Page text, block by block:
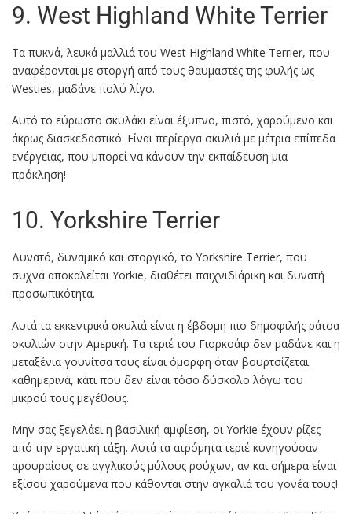
9. West Highland White Terrier
Τα πυκνά, λευκά μαλλιά του West Highland White Terrier, που
αναφέρονται με στοργή από τους θαυμαστές της φυλής ως
Westies, μαδάνε πολύ λίγο.
Αυτό το εύρωστο σκυλάκι είναι έξυπνο, πιστό, χαρούμενο και
άκρως διασκεδαστικό. Είναι περίεργα σκυλιά με μέτρια επίπεδα
ενέργειας, που μπορεί να κάνουν την εκπαίδευση μια
πρόκληση!
10. Yorkshire Terrier
Δυνατό, δυναμικό και στοργικό, το Yorkshire Terrier, που
συχνά αποκαλείται Yorkie, διαθέτει παιχνιδιάρικη και δυνατή
προσωπικότητα.
Αυτά τα εκκεντρικά σκυλιά είναι η έβδομη πιο δημοφιλής ράτσα
σκυλιών στην Αμερική. Τα τεριέ του Γιορκσάιρ δεν μαδάνε και η
μεταξένια γουνίτσα τους είναι όμορφη όταν βουρτσίζεται
καθημερινά, κάτι που δεν είναι τόσο δύσκολο λόγω του
μικρού τους μεγέθους.
Μην σας ξεγελάει η βασιλική αμφίεση, οι Yorkie έχουν ρίζες
από την εργατική τάξη. Αυτά τα ατρόμητα τεριέ κυνηγούσαν
αρουραίους σε αγγλικούς μύλους ρούχων, αν και σήμερα είναι
εξίσου χαρούμενα που κάθονται στην αγκαλιά του γονέα τους!